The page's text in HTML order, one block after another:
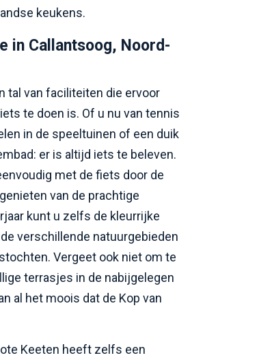
keukens.
in Callantsoog, Noord-
tal van faciliteiten die ervoor
te doen is. Of u nu van tennis
in de speeltuinen of een duik
er is altijd iets te beleven.
met de fiets door de
van de prachtige
kunt u zelfs de kleurrijke
verschillende natuurgebieden
Vergeet ook niet om te
terrasjes in de nabijgelegen
al het moois dat de Kop van
Keeten heeft zelfs een